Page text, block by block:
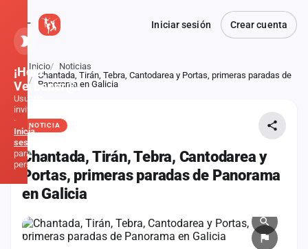
Iniciar sesión Crear cuenta
Atrás
Inicio
Noticias
Chantada, Tirán, Tebra, Cantodarea y Portas, primeras paradas de
Panorama en Galicia
NOTICIA
Chantada, Tirán, Tebra, Cantodarea y
Portas, primeras paradas de Panorama
en Galicia
¡Hola,
Verbener@!
Usuario
invitado
·
Inicia
sesión
para
personalizar
Noticias